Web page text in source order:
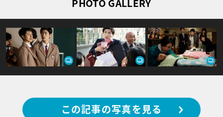
PHOTO GALLERY
この記事の写真を見る